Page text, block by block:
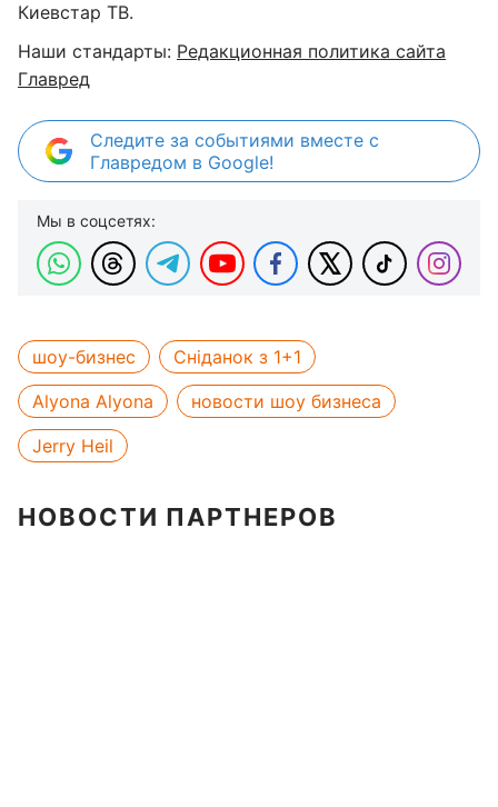
Киевстар ТВ.
Наши стандарты: Редакционная политика сайта
Главред
Следите за событиями вместе с
Главредом в Google!
Мы в соцсетях:
шоу-бизнес
Сніданок з 1+1
Alyona Alyona
новости шоу бизнеса
Jerry Heil
НОВОСТИ ПАРТНЕРОВ